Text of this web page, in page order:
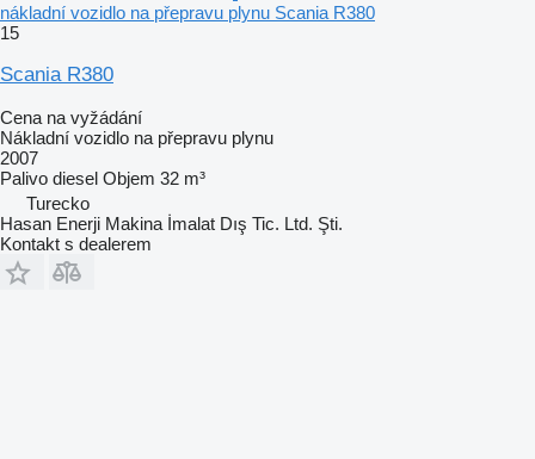
nákladní vozidlo na přepravu plynu Scania R380
15
Scania R380
Cena na vyžádání
Nákladní vozidlo na přepravu plynu
2007
Palivo diesel Objem 32 m³
Turecko
Hasan Enerji Makina İmalat Dış Tic. Ltd. Şti.
Kontakt s dealerem